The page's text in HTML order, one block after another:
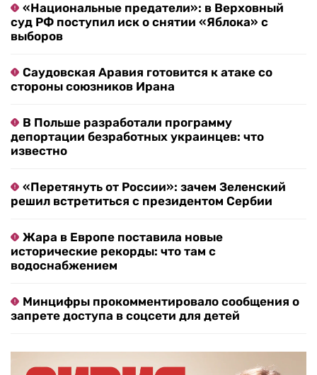
«Национальные предатели»: в Верховный
суд РФ поступил иск о снятии «Яблока» с
выборов
Саудовская Аравия готовится к атаке со
стороны союзников Ирана
В Польше разработали программу
депортации безработных украинцев: что
известно
«Перетянуть от России»: зачем Зеленский
решил встретиться с президентом Сербии
Жара в Европе поставила новые
исторические рекорды: что там с
водоснабжением
Минцифры прокомментировало сообщения о
запрете доступа в соцсети для детей